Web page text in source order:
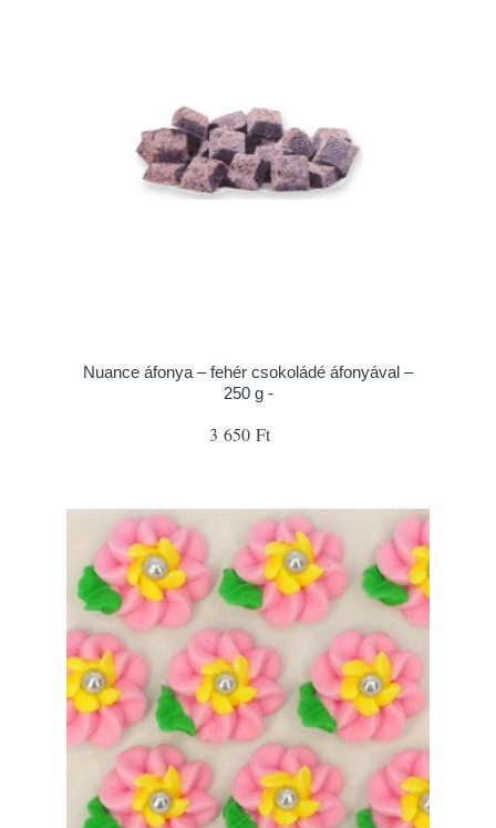
Nuance áfonya – fehér csokoládé áfonyával –
250 g -
3 650 Ft